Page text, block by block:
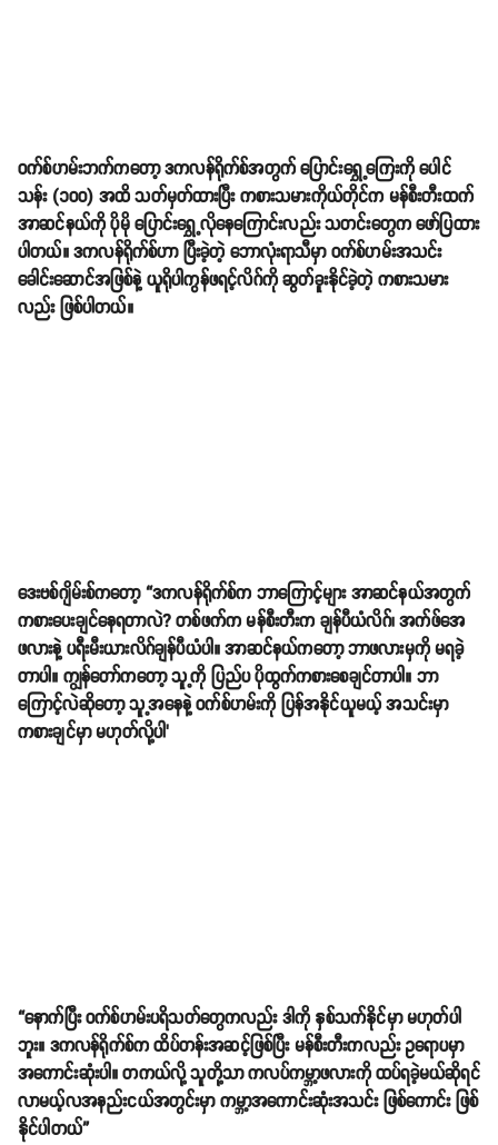
ဝက်စ်ဟမ်းဘက်ကတော့ ဒကလန်ရိုက်စ်အတွက် ပြောင်းရွှေ့ကြေးကို ပေါင်
သန်း (၁၀၀) အထိ သတ်မှတ်ထားပြီး ကစားသမားကိုယ်တိုင်က မန်စီးတီးထက်
အာဆင်နယ်ကို ပိုမို ပြောင်းရွှေ့လိုနေကြောင်းလည်း သတင်းတွေက ဖော်ပြထား
ပါတယ်။ ဒကလန်ရိုက်စ်ဟာ ပြီးခဲ့တဲ့ ဘောလုံးရာသီမှာ ဝက်စ်ဟမ်းအသင်း
ခေါင်းဆောင်အဖြစ်နဲ့ ယူရိုပါကွန်ဖရင့်လိဂ်ကို ဆွတ်ခူးနိုင်ခဲ့တဲ့ ကစားသမား
လည်း ဖြစ်ပါတယ်။
ဒေးဗစ်ဂျိမ်းစ်ကတော့ “ဒကလန်ရိုက်စ်က ဘာကြောင့်များ အာဆင်နယ်အတွက်
ကစားပေးချင်နေရတာလဲ? တစ်ဖက်က မန်စီးတီးက ချန်ပီယံလိဂ်၊ အက်ဖ်အေ
ဖလားနဲ့ ပရီးမီးယားလိဂ်ချန်ပီယံပါ။ အာဆင်နယ်ကတော့ ဘာဖလားမှကို မရခဲ့
တာပါ။ ကျွန်တော်ကတော့ သူ့ကို ပြည်ပ ပိုထွက်ကစားစေချင်တာပါ။ ဘာ
ကြောင့်လဲဆိုတော့ သူ့အနေနဲ့ ဝက်စ်ဟမ်းကို ပြန်အနိုင်ယူမယ့် အသင်းမှာ
ကစားချင်မှာ မဟုတ်လို့ပါ’
“နောက်ပြီး ဝက်စ်ဟမ်းပရိသတ်တွေကလည်း ဒါကို နှစ်သက်နိုင်မှာ မဟုတ်ပါ
ဘူး။ ဒကလန်ရိုက်စ်က ထိပ်တန်းအဆင့်ဖြစ်ပြီး မန်စီးတီးကလည်း ဥရောပမှာ
အကောင်းဆုံးပါ။ တကယ်လို့ သူတို့သာ ကလပ်ကမ္ဘာ့ဖလားကို ထပ်ရခဲ့မယ်ဆိုရင်
လာမယ့်လအနည်းငယ်အတွင်းမှာ ကမ္ဘာ့အကောင်းဆုံးအသင်း ဖြစ်ကောင်း ဖြစ်
နိုင်ပါတယ်”